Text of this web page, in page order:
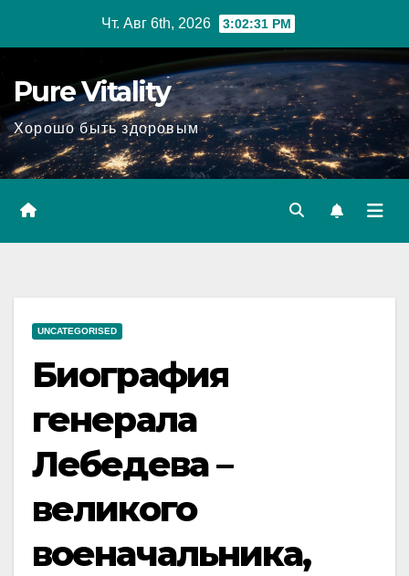
Чт. Авг 6th, 2026 3:02:32 PM
Pure Vitality
Хорошо быть здоровым
UNCATEGORISED
Биография
генерала
Лебедева –
великого
военачальника,